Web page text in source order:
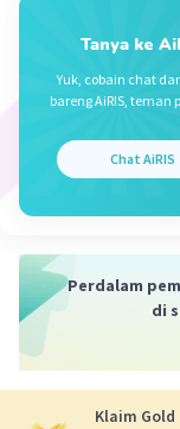
Beri
Tanya ke
Yuk, cobain chat
bareng AiRIS, teman
Chat AiRIS
Perdalam
di
Klaim